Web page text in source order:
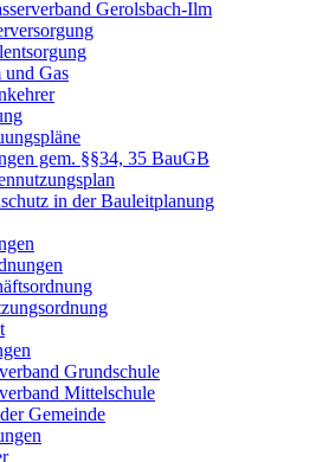
Gerolsbach-Ilm
und Gas
gem. §§34, 35 BauGB
in der Bauleitplanung
Grundschule
Mittelschule
Gemeinde